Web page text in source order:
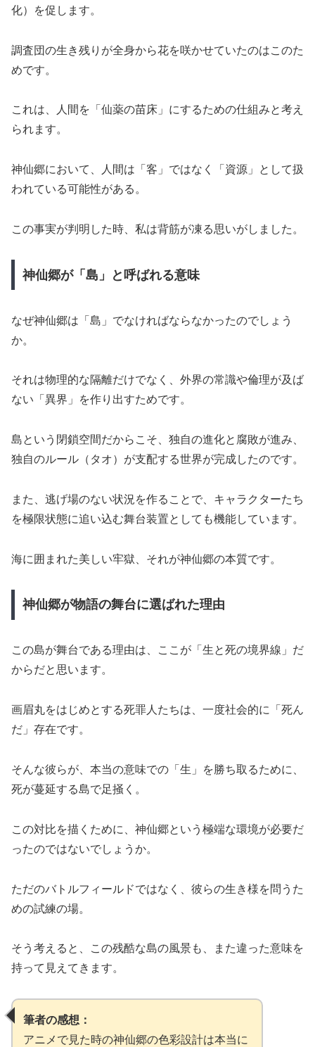
化）を促します。
調査団の生き残りが全身から花を咲かせていたのはこのた
めです。
これは、人間を「仙薬の苗床」にするための仕組みと考え
られます。
神仙郷において、人間は「客」ではなく「資源」として扱
われている可能性がある。
この事実が判明した時、私は背筋が凍る思いがしました。
神仙郷が「島」と呼ばれる意味
なぜ神仙郷は「島」でなければならなかったのでしょう
か。
それは物理的な隔離だけでなく、外界の常識や倫理が及ば
ない「異界」を作り出すためです。
島という閉鎖空間だからこそ、独自の進化と腐敗が進み、
独自のルール（タオ）が支配する世界が完成したのです。
また、逃げ場のない状況を作ることで、キャラクターたち
を極限状態に追い込む舞台装置としても機能しています。
海に囲まれた美しい牢獄、それが神仙郷の本質です。
神仙郷が物語の舞台に選ばれた理由
この島が舞台である理由は、ここが「生と死の境界線」だ
からだと思います。
画眉丸をはじめとする死罪人たちは、一度社会的に「死ん
だ」存在です。
そんな彼らが、本当の意味での「生」を勝ち取るために、
死が蔓延する島で足掻く。
この対比を描くために、神仙郷という極端な環境が必要だ
ったのではないでしょうか。
ただのバトルフィールドではなく、彼らの生き様を問うた
めの試練の場。
そう考えると、この残酷な島の風景も、また違った意味を
持って見えてきます。
筆者の感想：
アニメで見た時の神仙郷の色彩設計は本当に